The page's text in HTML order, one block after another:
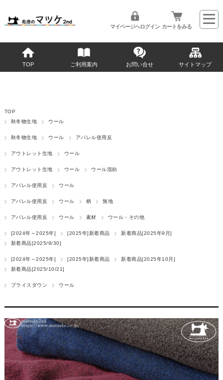
マイページへログイン カートをみる
TOP ご利用案内 お問い合せ サイトマップ
TOP
秋冬物生地
ウール
秋冬物生地 ウール アパレル使用反
アウトレット生地 ウール
アウトレット生地 ウール ウール混紡
アパレル使用反 ウール
アパレル使用反 ウール 柄 無地
アパレル使用反 ウール 素材 ウール・その他
[2024年～2025年] [2025年]新着商品
新着商品[2025年9月]
新着商品[2025/9/30]
[2024年～2025年] [2025年]新着商品
新着商品[2025年10月]
新着商品[2025/10/21]
プライスダウン ウール